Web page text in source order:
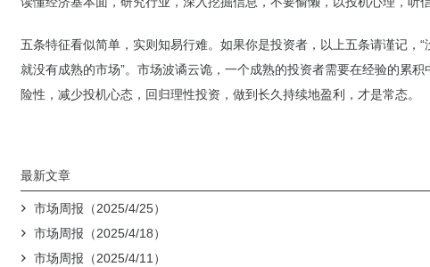
五条特征看似简单，实则知易行难。如果你是投资者，以上五条请谨记，“
就没有成熟的市场”。市场波谲云诡，一个成熟的投资者需要在经验的累积
险性，减少投机心态，回归理性投资，做到长久持续地盈利，才是常态。
最新文章
市场周报（2025/4/25）
市场周报（2025/4/18）
市场周报（2025/4/11）